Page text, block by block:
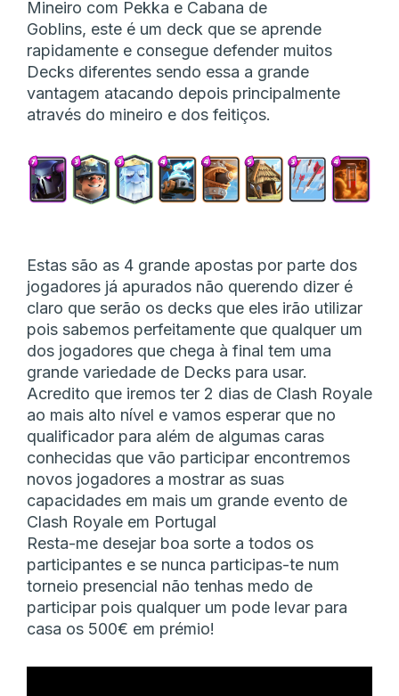
Mineiro com Pekka e Cabana de
Goblins, este é um deck que se aprende
rapidamente e consegue defender muitos
Decks diferentes sendo essa a grande
vantagem atacando depois principalmente
através do mineiro e dos feitiços.
Estas são as 4 grande apostas por parte dos
jogadores já apurados não querendo dizer é
claro que serão os decks que eles irão utilizar
pois sabemos perfeitamente que qualquer um
dos jogadores que chega à final tem uma
grande variedade de Decks para usar.
Acredito que iremos ter 2 dias de Clash Royale
ao mais alto nível e vamos esperar que no
qualificador para além de algumas caras
conhecidas que vão participar encontremos
novos jogadores a mostrar as suas
capacidades em mais um grande evento de
Clash Royale em Portugal
Resta-me desejar boa sorte a todos os
participantes e se nunca participas-te num
torneio presencial não tenhas medo de
participar pois qualquer um pode levar para
casa os 500€ em prémio!